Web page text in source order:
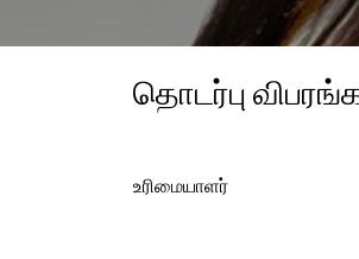
தொடர்பு
உரிமையாளர்